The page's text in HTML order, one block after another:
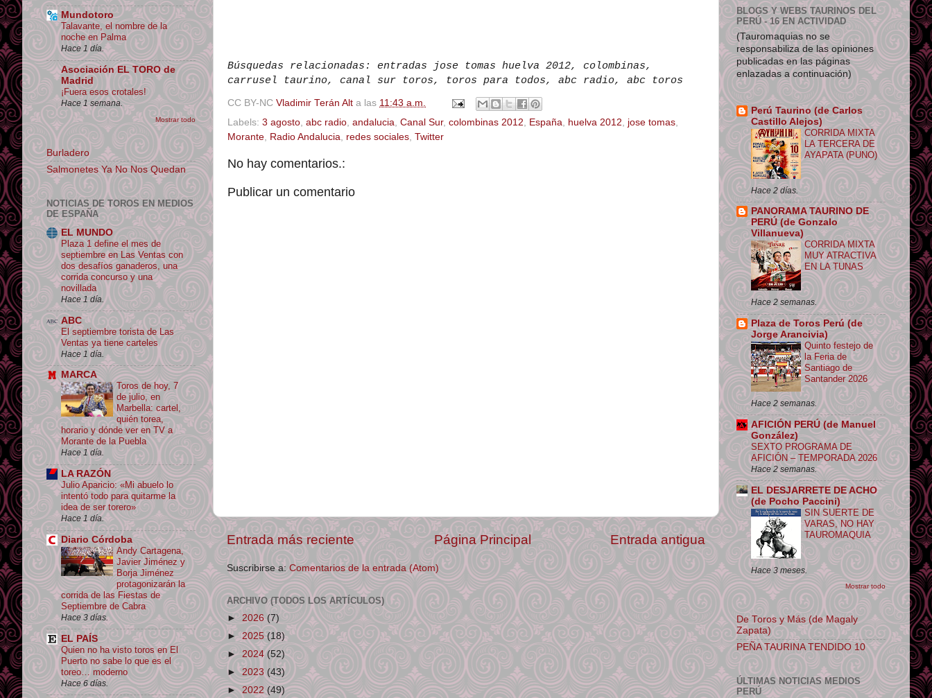
Búsquedas relacionadas: entradas jose tomas huelva 2012, colombinas,
carrusel taurino, canal sur toros, toros para todos, abc radio, abc toros
CC BY-NC Vladimir Terán Alt a las 11:43 a.m.
Labels: 3 agosto abc radio andalucia Canal Sur, colombinas 2012 España huelva 2012 jose tomas
Morante Radio Andalucia redes sociales Twitter
No hay comentarios.:
Publicar un comentario
Entrada más reciente Entrada antigua
Página Principal
Suscribirse a: Comentarios de la entrada (Atom)
ARCHIVO (TODOS LOS ARTÍCULOS)
► 2026(7)
►2025(18)
►2024(52)
►2023 (43)
►2022(49)
Mundotoro
Talavante, el nombre de la
noche en Palma
Hace 1 día.
Asociación EL TORO de
Madrid
¡Fuera esos crotales!
Hace 1 semana.
Mostrar todo
Burladero
Salmonetes Ya No Nos Quedan
NOTICIAS DE TOROS EN MEDIOS
DE ESPAÑA
EL MUNDO
Plaza 1 define el mes de
septiembre en Las Ventas con
dos desafíos ganaderos, una
corrida concurso y una
novillada
Hace 1 día.
ABC
El septiembre torista de Las
Ventas ya tiene carteles
Hace 1 día.
MARCA
Toros de hoy, 7
de julio, en
Marbella: cartel,
quién torea,
horario y dónde ver en TV a
Morante de la Puebla
Hace 1 día.
LA RAZÓN
Julio Aparicio: «Mi abuelo lo
intentó todo para quitarme la
idea de ser torero»
Hace 1 día.
Diario Córdoba
Andy Cartagena,
Javier Jiménez y
Borja Jiménez
protagonizarán la
corrida de las Fiestas de
Septiembre de Cabra
Hace 3 días.
EL PAÍS
Quien no ha visto toros en El
Puerto no sabe lo que es el
toreo… moderno
Hace 6 días.
BLOGS Y WEBS TAURINOS DEL
PERÚ - 16 EN ACTIVIDAD
(Tauromaquias no se
responsabiliza de las opiniones
publicadas en las páginas
enlazadas a continuación)
Perú Taurino (de Carlos
Castillo Alejos)
CORRIDA MIXTA
LA TERCERA DE
AYAPATA (PUNO)
Hace 2 días.
PANORAMA TAURINO DE
PERÚ (de Gonzalo
Villanueva)
CORRIDA MIXTA
MUY ATRACTIVA
EN LA TUNAS
Hace 2 semanas.
Plaza de Toros Perú (de
Jorge Arancivia)
Quinto festejo de
la Feria de
Santiago de
Santander 2026
Hace 2 semanas.
AFICIÓN PERÚ (de Manuel
González)
SEXTO PROGRAMA DE
AFICIÓN – TEMPORADA 2026
Hace 2 semanas.
EL DESJARRETE DE ACHO
(de Pocho Paccini)
SIN SUERTE DE
VARAS, NO HAY
TAUROMAQUIA
Hace 3 meses.
Mostrar todo
De Toros y Más (de Magaly
Zapata)
PEÑA TAURINA TENDIDO 10
ÚLTIMAS NOTICIAS MEDIOS
PERÚ